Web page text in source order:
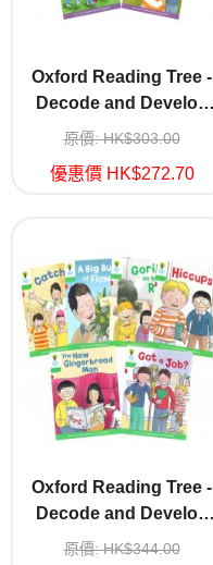
Oxford Reading Tree -
Decode and Develop
Stage 1+B
原價: HK$303.00
優惠價 HK$272.70
Oxford Reading Tree -
Decode and Develop
Stage 2A
原價: HK$344.00